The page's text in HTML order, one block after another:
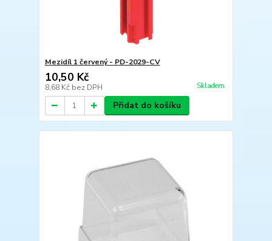
Mezidíl 1 červený - PD-2029-CV
10,50 Kč
8,68 Kč bez DPH Skladem
Přidat do košíku